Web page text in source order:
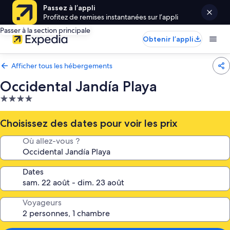
Passez à l’appli
Profitez de remises instantanées sur l’appli
Passer à la section principale
Obtenir l’appli
Afficher tous les hébergements
Occidental Jandía Playa
Hébergement
4.0 étoiles
Choisissez des dates pour voir les prix
Où allez-vous ?
Dates
Voyageurs